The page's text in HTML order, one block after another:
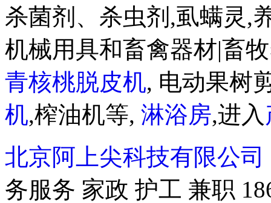
杀菌剂、杀虫剂,虱螨灵,
机械用具和畜禽器材|畜
青核桃脱皮机, 电动果树
机,榨油机等, 淋浴房,进入
北京阿上尖科技有限公司
务服务 家政 护工 兼职